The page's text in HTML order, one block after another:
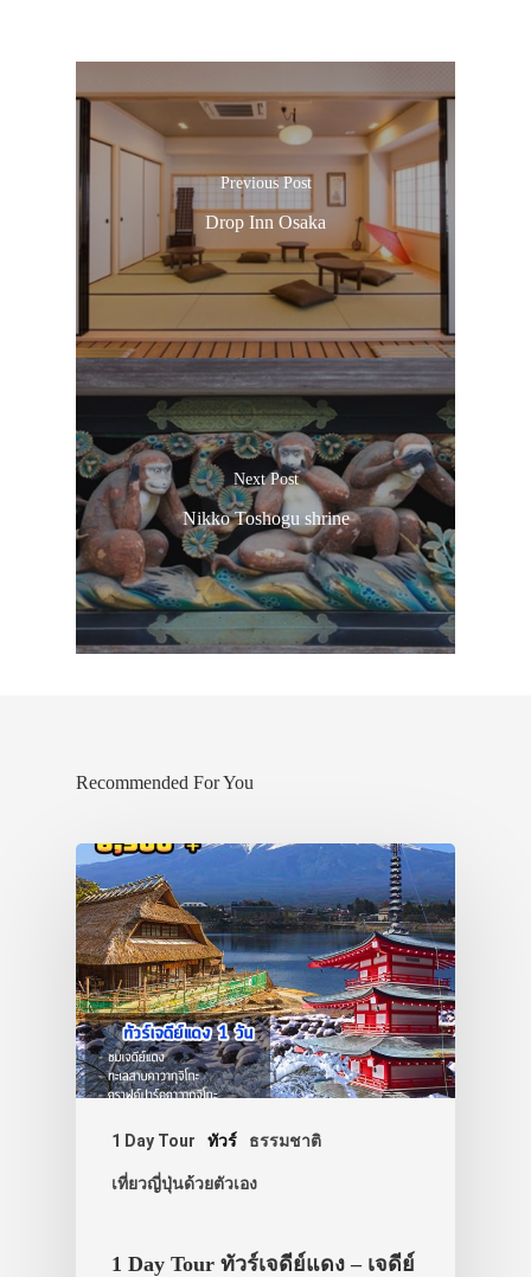
Previous Post
Drop Inn Osaka
Next Post
Nikko Toshogu shrine
Recommended For You
1 Day Tour ทัวร์ ธรรมชาติ
เที่ยวญี่ปุ่นด้วยตัวเอง
1 Day Tour ทัวร์เจดีย์แดง – เจดีย์